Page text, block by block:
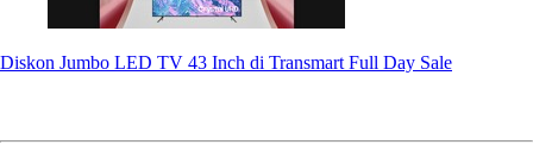
Diskon Jumbo LED TV 43 Inch di Transmart Full Day Sale